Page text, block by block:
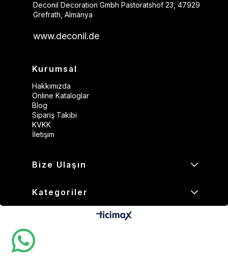
Deconil Decoration Gmbh Pastoratshof 23, 47929
Grefrath, Almanya
www.deconil.de
Kurumsal
Hakkımızda
Online Kataloglar
Blog
Sipariş Takibi
KVKK
İletişim
Bize Ulaşın
Kategoriler